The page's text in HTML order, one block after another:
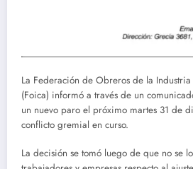
La Federación de Obreros de la
(Foica) informó a través de un
un nuevo paro el próximo martes 31 de
conflicto gremial en curso.
La decisión se tomó luego de que no se